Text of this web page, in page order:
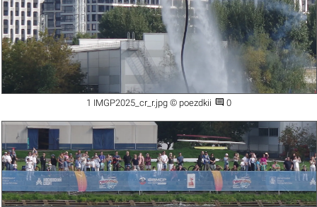
1 IMGP2025_cr_r.jpg © poezdkii  0